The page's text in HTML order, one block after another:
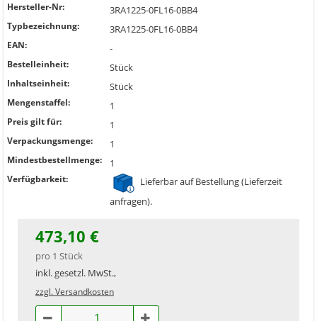
Hersteller-Nr: 3RA1225-0FL16-0BB4
Typbezeichnung: 3RA1225-0FL16-0BB4
EAN: -
Bestelleinheit: Stück
Inhaltseinheit: Stück
Mengenstaffel: 1
Preis gilt für: 1
Verpackungsmenge: 1
Mindestbestellmenge: 1
Verfügbarkeit:
Lieferbar auf Bestellung (Lieferzeit
anfragen).
473,10 €
pro 1 Stück
inkl. gesetzl. MwSt.,
zzgl. Versandkosten